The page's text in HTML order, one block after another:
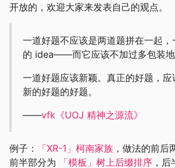
开放的，欢迎大家来发表自己的观点。
一道好题不应该是两道题拼在一起，
的 idea——而它应该不加过多包装地
一道好题应该新颖。真正的好题，应
新的好题的好题。
——vfk《UOJ 精神之源流》
例子： 「XR-1」柯南家族 ，做法的前后
前半部分为
「模板」树上后缀排序 ，